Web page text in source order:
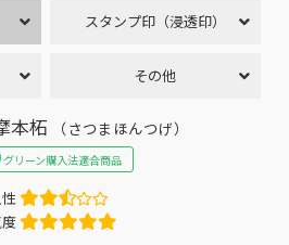
スタンプ印（浸透印）
その他
本柘 （さつまほんつげ）
グリーン購入法適合商品
性
度